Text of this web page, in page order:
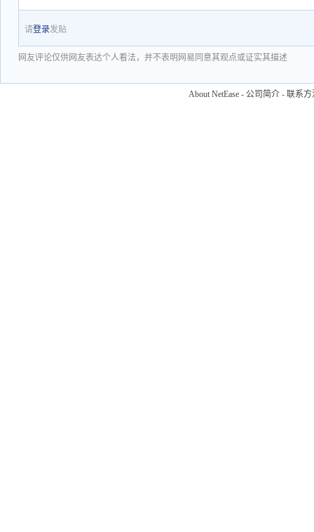
请登录发贴
网友评论仅供网友表达个人看法，并不表明网易同意其观点或证实其描述
About NetEase - 公司简介 - 联系方